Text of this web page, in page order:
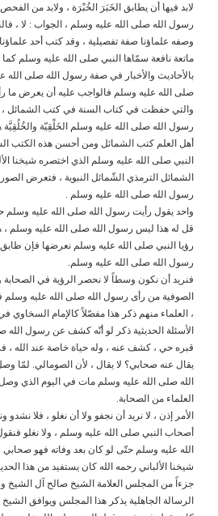
لابد فيها أن يطابق الخَبَرَ الخُبْرَة ، ولابد من
رسول الله صلى الله عليه وسلم ، الجواب : لا ،
وصفه علماؤنا صفة تفصيلية ، وقد كتب أحد
ماتعة نافعة سمّاها النبي صلى الله عليه وسلم
بالأحاديث والأخبار في صفة رسول الله صلى الله
صلى الله عليه وسلم فالواجب عليه أن يعرض ما
والتي حفظت في كتاب السنة في كتب الشمائل ،
رسول الله صلى الله عليه وسلم الخَلْقِيّة
أهل العلم كتب الشمائل ومن أحسن هذه الكتب
النبي صلى الله عليه وسلم الذي اختصره شيخنا
الشمائل الترمذي الشّمائل النبوية ، فتعرض
رسول الله صلى الله عليه وسلم .
واحد يقول رأيت رسول الله صلى الله عليه وسلم
قل له هذا ليس رسول الله صلى الله عليه وسلم ،
رؤيا النبي صلى الله عليه وسلم نعرضها فإن طابق
رسول الله صلى الله عليه وسلم.
فنريد أن نكون وسطاً لا نحصر الرؤية في الصحابة
الصوفية من رأى رسول الله صلى الله عليه
، العلماء منهم ذكر هذا مفصّلاً كالإمام السخاوي
الأسئلة الحديثية ذكر لو أنّه كشف عن رسول
قبره حي ، كشف عنه ، وله حياة خاصة عند الله ،
يقال عنه صحابي؟ لا يقال ، لأن الصومالي. لمّا
الله صلى الله عليه وسلم مات في اليوم الذي
العلماء من الصحابة.
الأمر إذن ، لا نريد أن نجفو ولا أن نغلو ، فلا
أصحاب النبي صلى الله عليه وسلم ، ولا نغلو
الله عليه وسلم حتّى لو كان بعد وفاته فهو
شيخنا الألباني رحمه الله كان يستفيد من هذا
جزءاً من المجلس العلامة الشيخ صالح آل الشيخ
الرسالة الجاهلية يذكر هذا المجلس ويوافق الشيخ